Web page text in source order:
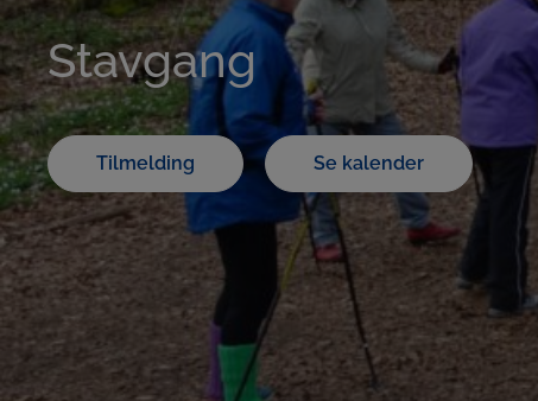
Stavgang
Tilmelding Se kalender